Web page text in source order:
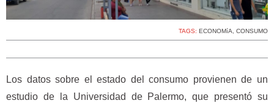
TAGS: ECONOMíA, CONSUMO
Los datos sobre el estado del consumo provienen de un
estudio de la Universidad de Palermo, que presentó su